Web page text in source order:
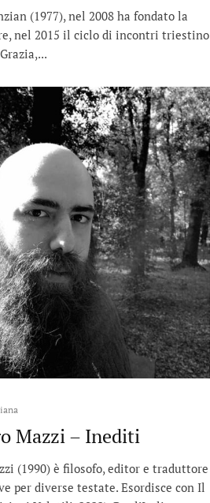
(1977), nel 2008 ha fondato la
nel 2015 il ciclo di incontri triestino
Mazzi – Inediti
(1990) è filosofo, editor e traduttore
per diverse testate. Esordisce con Il